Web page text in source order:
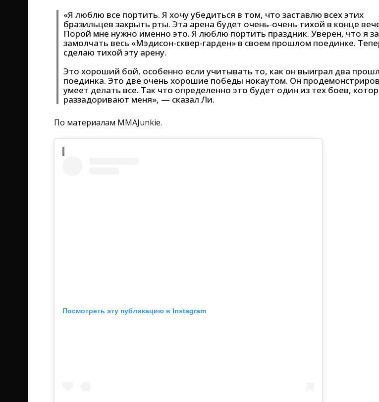
«Я люблю все портить. Я хочу убедиться в том, что заставлю всех этих
бразильцев закрыть рты. Эта арена будет очень-очень тихой в конце
Порой мне нужно именно это. Я люблю портить праздник. Уверен, что я
замолчать весь «Мэдисон-сквер-гарден» в своем прошлом поединке.
сделаю тихой эту арену.
Это хороший бой, особенно если учитывать то, как он выиграл два
поединка. Это две очень хорошие победы нокаутом. Он
умеет делать все. Так что определенно это будет один из тех боев,
раззадоривают меня», — сказал Ли.
По материалам MMAJunkie.
Посмотреть эту публикацию в Instagram